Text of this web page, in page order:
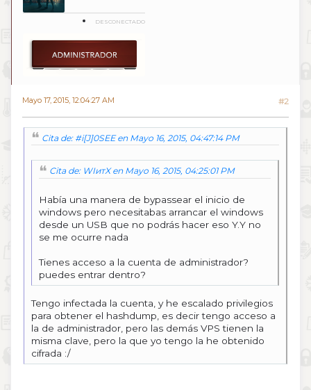
DESCONECTADO
Mayo 17, 2015, 12:04:27 AM #2
Cita de: #i[J]0SEE en Mayo 16, 2015, 04:47:14 PM
Cita de: WIитX en Mayo 16, 2015, 04:25:01 PM
Había una manera de bypassear el inicio de
windows pero necesitabas arrancar el windows
desde un USB que no podrás hacer eso Y.Y no
se me ocurre nada
Tienes acceso a la cuenta de administrador?
puedes entrar dentro?
Tengo infectada la cuenta, y he escalado privilegios
para obtener el hashdump, es decir tengo acceso a
la de administrador, pero las demás VPS tienen la
misma clave, pero la que yo tengo la he obtenido
cifrada :/